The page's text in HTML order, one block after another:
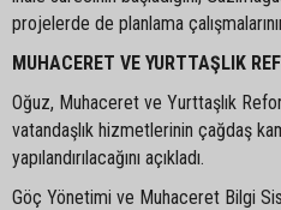
projelerde de planlama
MUHACERET VE YURTTAŞLIK
Oğuz, Muhaceret ve Yurttaşlık
vatandaşlık hizmetlerinin çağdaş
yapılandırılacağını açıkladı.
Göç Yönetimi ve Muhaceret Bilgi